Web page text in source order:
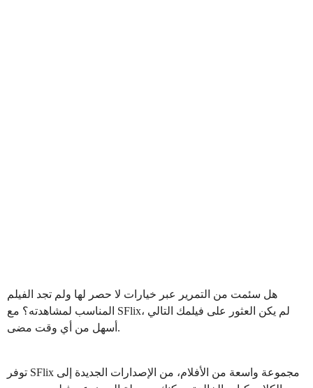
هل سئمت من التمرير عبر خيارات لا حصر لها ولم تجد الفيلم
المناسب لمشاهدته؟ مع SFlix، لم يكن العثور على فيلمك التالي
أسهل من أي وقت مضى.
توفر SFlix مجموعة واسعة من الأفلام، من الإصدارات الجديدة إلى